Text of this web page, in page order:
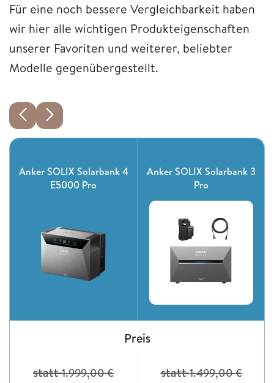
Für eine noch bessere Vergleichbarkeit haben
wir hier alle wichtigen Produkteigenschaften
unserer Favoriten und weiterer, beliebter
Modelle gegenübergestellt.
Anker SOLIX Solarbank 4
E5000 Pro
Anker SOLIX Solarbank 3
Pro
Preis
statt1.999,00€
statt1.499,00€